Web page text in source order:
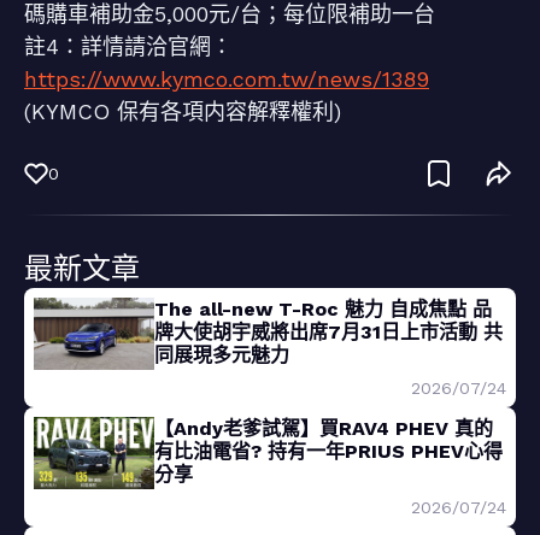
碼購車補助金5,000元/台；每位限補助一台
註4：詳情請洽官網：
https://www.kymco.com.tw/news/1389
(KYMCO 保有各項内容解釋權利)
0
最新文章
The all-new T-Roc 魅力 自成焦點 品
牌大使胡宇威將出席7月31日上市活動 共
同展現多元魅力
2026/07/24
【Andy老爹試駕】買RAV4 PHEV 真的
有比油電省? 持有一年PRIUS PHEV心得
分享
2026/07/24